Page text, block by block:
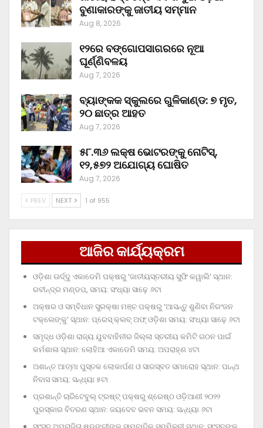
ବୁଣାକାରଙ୍କୁ ଜାତୀୟ ସମ୍ମାନ
Aug 8, 2026
୧୨ରେ ବଙ୍ଗୋପସାଗରରେ ନୂଆ
ଘୂର୍ଣ୍ଣିବଳୟ
Aug 7, 2026
ବ୍ୟାଙ୍କକ ସ୍କୁଲରେ ଗୁଳିକାଣ୍ଡ: ୭ ମୃତ,
୨୦ ଛାତ୍ର ଆହତ
Aug 7, 2026
୫୮.୩୬ ଲକ୍ଷ ଭୋଟରଙ୍କୁ ନୋଟିସ୍‌,
୧୨,୫୭୨ ଅଯୋଗ୍ୟ ଘୋଷିତ
Aug 7, 2026
PREV NEXT 1 of 955
ଆଜିର କାର୍ଯ୍ୟକ୍ରମ
ଓଡ଼ିଶା ଊର୍ଦ୍ଦୁ ଏକାଡେମି ପକ୍ଷରୁ ‘ଜାତୀୟସ୍ତରୀୟ ସୁଫି କୱାଲି’ ସ୍ଥାନ:
ରବୀନ୍ଦ୍ର ମଣ୍ଡପ, ସମୟ: ସଂଧ୍ୟା ସାଢ଼େ ୬ଟା
ଅକ୍ଷର ଓ ସମ୍ବିଧାନ ସୁରକ୍ଷା ମଞ୍ଚ ପକ୍ଷରୁ ‘ଆସନ୍ତୁ ଶୁଣିବା ନିରଂଜନ
ଟକ୍‌ଲେଙ୍କୁ’ ସ୍ଥାନ: ପ୍ରେସ୍‌ କ୍ଲବ୍‌ ଅଫ୍‌ ଓଡ଼ିଶା ସମୟ: ସଂଧ୍ୟା ସାଢ଼େ ୬ଟା
ସମୃଦ୍ଧ ଓଡ଼ିଶା ରାଜ୍ୟ ଯୁବବାହିନୀର ଜିଲ୍ଲା ସ୍ତରୀୟ କମିଟି ଗଠନ ପାଇଁ
କର୍ମଶାଳା ସ୍ଥାନ: ଲୋହିଆ ଏକାଡେମି ସମୟ: ଅପରାହ୍‌ଣ ୪ଟା
ଅଶାନ୍ତ ଆତ୍ମା ପୁସ୍ତକ ଲୋକାର୍ପଣ ଓ ସାରସ୍ବତ ସମାରୋହ ସ୍ଥାନ: ପାନ୍ଥ
ନିବାସ ସମୟ: ସନ୍ଧ୍ୟା ୫ଟା
ପ୍ରଶାନ୍ତି ଚାରିଟେବୁଲ୍‌ ଟ୍ରଷ୍ଟ୍‌ ପକ୍ଷରୁ ଶ୍ରେଷ୍ଠ ଓଡ଼ିଆଣୀ ୨୦୨୨
ପୁରସ୍କାର ବିତରଣ ସ୍ଥାନ: ଜୟଦେବ ଭବନ ସମୟ: ସନ୍ଧ୍ୟା ୬ଟା